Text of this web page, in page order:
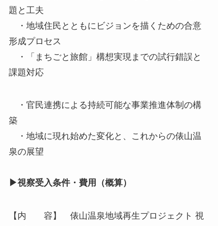
題と工夫
・地域住民とともにビジョンを描くための合意
形成プロセス
・「まちごと旅館」構想実現までの試行錯誤と
課題対応
・官民連携による持続可能な事業推進体制の構
築
・地域に現れ始めた変化と、これからの俵山温
泉の展望
▶視察受入条件・費用（概算）
【内 容】 俵山温泉地域再生プロジェクト 視